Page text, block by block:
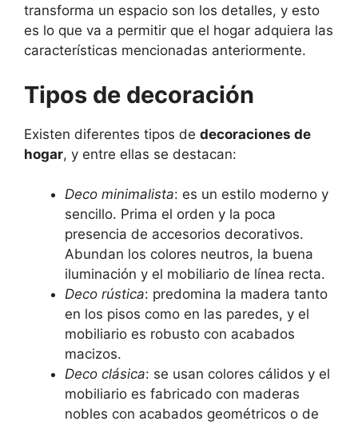
transforma un espacio son los detalles, y esto
es lo que va a permitir que el hogar adquiera las
características mencionadas anteriormente.
Tipos de decoración
Existen diferentes tipos de decoraciones de
hogar, y entre ellas se destacan:
Deco minimalista: es un estilo moderno y
sencillo. Prima el orden y la poca
presencia de accesorios decorativos.
Abundan los colores neutros, la buena
iluminación y el mobiliario de línea recta.
Deco rústica: predomina la madera tanto
en los pisos como en las paredes, y el
mobiliario es robusto con acabados
macizos.
Deco clásica: se usan colores cálidos y el
mobiliario es fabricado con maderas
nobles con acabados geométricos o de